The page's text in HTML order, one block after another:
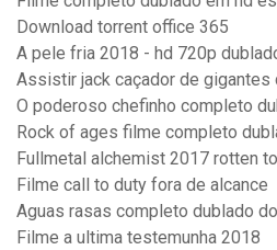
Download torrent office 365
A pele fria 2018 - hd 720p
Assistir jack caçador de gigantes
O poderoso chefinho completo
Rock of ages filme completo
Fullmetal alchemist 2017 rotten
Filme call to duty fora de alcance
Aguas rasas completo dublado
Filme a ultima testemunha 2018